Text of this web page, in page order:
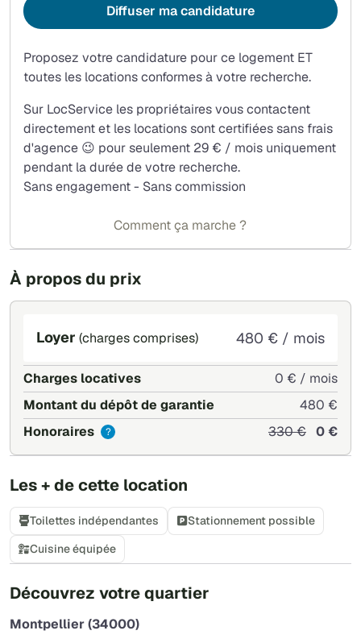
À propos du prix
Loyer (charges comprises) 480 € / mois
Charges locatives
0 € / mois
Montant du dépôt de garantie
480 €
Honoraires
? 330 € 0 €
Les + de cette location
Toilettes indépendantes
Stationnement possible
Cuisine équipée
Découvrez votre quartier
Montpellier (34000)
Proposez votre candidature pour ce logement ET
toutes les locations conformes à votre recherche.
Sur LocService les propriétaires vous contactent
directement et les locations sont certifiées sans frais
d'agence 😉 pour seulement 29 € / mois uniquement
pendant la durée de votre recherche.
Sans engagement - Sans commission
Diffuser ma candidature
Comment ça marche ?